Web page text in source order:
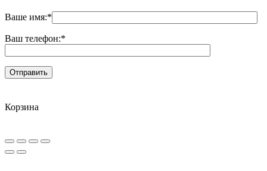
Ваше имя:*
Ваш телефон:*
Корзина